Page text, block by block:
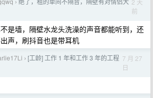
›
前
是墙，隔壁水龙头洗澡的声音都能听到，还
声，刷抖音也是带耳机
› [工龄] 工作 1 年和工作 3 年的工程 7 月 27
日